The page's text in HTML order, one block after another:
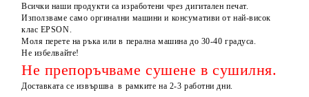
Всички наши продукти са изработени чрез дигитален печат.
Използваме само оргинални машини и консумативи от най-висок
клас EPSON.
Моля перете на ръка или в перална машина до 30-40 градуса.
Не избелвайте!
Не препоръчваме сушене в сушилня.
Доставката се извършва в рамките на 2-3 работни дни.